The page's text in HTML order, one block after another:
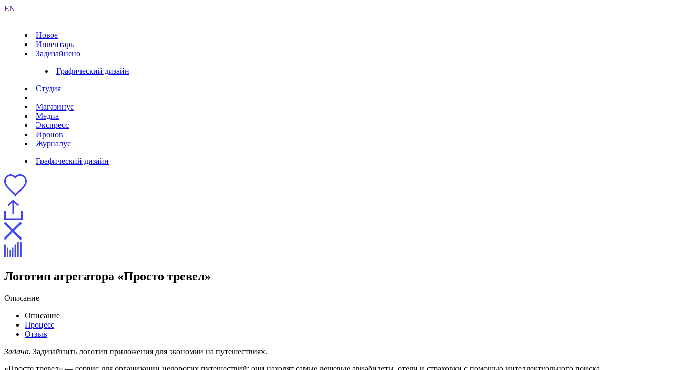
EN
Новое
Инвентарь
Задизайнено
Графический дизайн
Студия
Магазинус
Медиа
Экспресс
Иронов
Журналус
Графический дизайн
Логотип агрегатора «Просто тревел»
Описание
Описание
Процесс
Отзыв
Задача. Задизайнить логотип приложения для экономии на путешествиях.